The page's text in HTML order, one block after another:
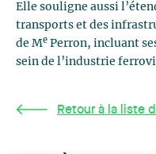
Elle souligne aussi
transports et des
de Me Perron, incluant
sein de l’industrie
Retour à la liste